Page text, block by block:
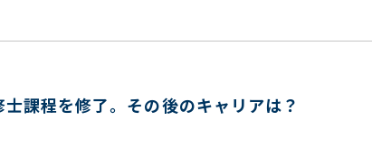
課程を修了。その後のキャリアは？